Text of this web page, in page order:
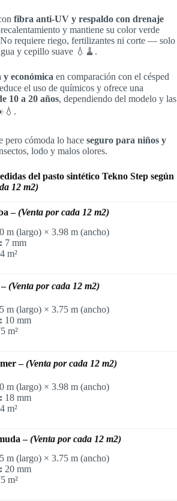
fibra anti-UV y respaldo con drenaje
y mantiene su color verde
requiere riego, fertilizantes ni corte — solo
y cepillo suave 💧🧹.
y económica en comparación con el césped
el uso de químicos y ofrece una
10 a 20 años, dependiendo del modelo y las
pero cómoda lo hace seguro para niños y
lodo y malos olores.
del pasto sintético Tekno Step según
12 m2)
–(Venta por cada 12 m2)
m (largo) × 3.98 m (ancho)
7 mm
m²
(Venta por cada 12 m2)
m (largo) × 3.75 m (ancho)
10 mm
m²
–(Venta por cada 12 m2)
m (largo) × 3.98 m (ancho)
18 mm
m²
–(Venta por cada 12 m2)
m (largo) × 3.75 m (ancho)
20 mm
m²